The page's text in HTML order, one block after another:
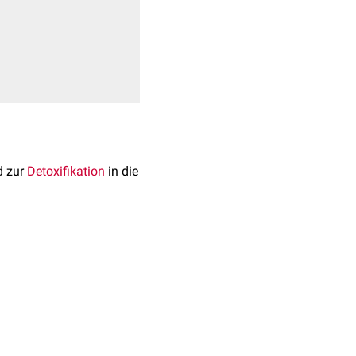
zur Detoxifikation in die